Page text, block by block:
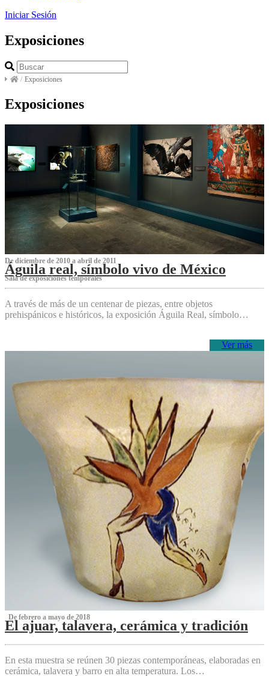
Iniciar Sesión
Exposiciones
/ Exposiciones
Exposiciones
De diciembre de 2010 a abril de 2011
Águila real, símbolo vivo de México
Sala de exposiciones temporales
A través de más de un centenar de piezas, entre objetos
prehispánicos e históricos, la exposición Águila Real, símbolo…
Ver más
‌ De febrero a mayo de 2018
El ajuar, talavera, cerámica y tradición
‌
En esta muestra se reúnen 30 piezas contemporáneas, elaboradas en
cerámica, talavera y barro en alta temperatura. Los…